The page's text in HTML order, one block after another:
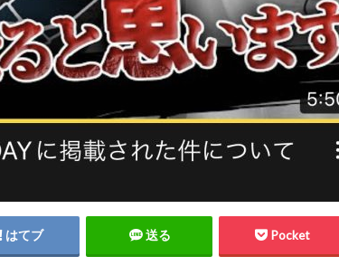
はてブ 送る Pocket